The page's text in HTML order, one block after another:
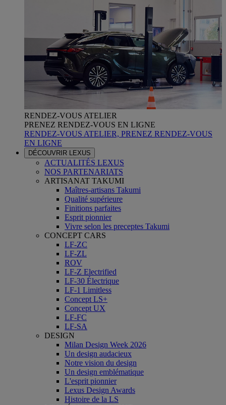
RENDEZ-VOUS ATELIER
PRENEZ RENDEZ-VOUS EN LIGNE
RENDEZ-VOUS ATELIER, PRENEZ RENDEZ-VOUS
EN LIGNE
DÉCOUVRIR LEXUS
ACTUALITÉS LEXUS
NOS PARTENARIATS
ARTISANAT TAKUMI
Maîtres-artisans Takumi
Qualité supérieure
Finitions parfaites
Esprit pionnier
Vivre selon les preceptes Takumi
CONCEPT CARS
LF-ZC
LF-ZL
ROV
LF-Z Electrified
LF-30 Électrique
LF-1 Limitless
Concept LS+
Concept UX
LF-FC
LF-SA
DESIGN
Milan Design Week 2026
Un design audacieux
Notre vision du design
Un design emblématique
L'esprit pionnier
Lexus Design Awards
Histoire de la LS